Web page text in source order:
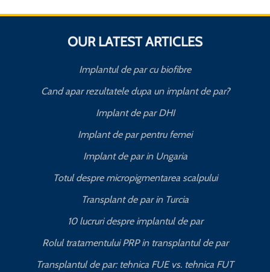
OUR LATEST ARTICLES
Implantul de par cu biofibre
Cand apar rezultatele dupa un implant de par?
Implant de par DHI
Implant de par pentru femei
Implant de par in Ungaria
Totul despre micropigmentarea scalpului
Transplant de par in Turcia
10 lucruri despre implantul de par
Rolul tratamentului PRP in transplantul de par
Transplantul de par: tehnica FUE vs. tehnica FUT